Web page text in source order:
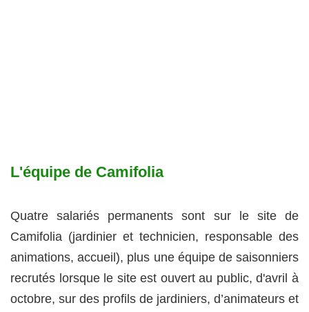
L'équipe de Camifolia
Quatre salariés permanents sont sur le site de
Camifolia (jardinier et technicien, responsable des
animations, accueil), plus une équipe de saisonniers
recrutés lorsque le site est ouvert au public, d'avril à
octobre, sur des profils de jardiniers, d’animateurs et